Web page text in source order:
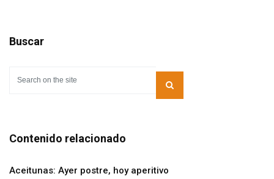
Buscar
Contenido relacionado
Aceitunas: Ayer postre, hoy aperitivo